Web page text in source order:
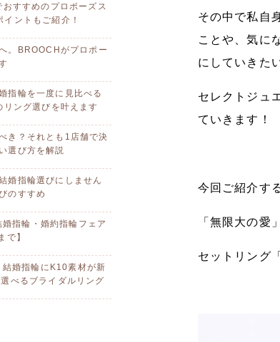
すすめのプロポーズス
ントもご紹介！
。BROOCHがプロポー
指輪を一度に見比べる
ング選びを叶えます
き？それとも1店舗で決
選び方を解説
婚指輪選びにしません
のすすめ
指輪・婚約指輪フェア
で】
婚指輪にK10素材が新
べるブライダルリング
その中で私自
ことや、気に
にしていきた
セレクトジュ
ていきます！
今回ご紹介す
「無限大の
セットリング